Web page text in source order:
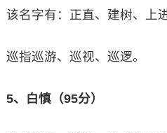
该名字有：正直、建树、上
巡指巡游、巡视、巡逻。
5、白慎（95分）